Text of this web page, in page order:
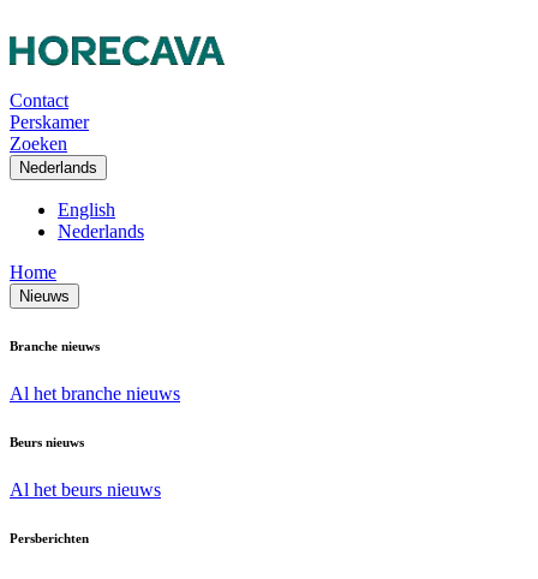
Contact
Perskamer
Zoeken
Nederlands
English
Nederlands
Home
Nieuws
Branche nieuws
Al het branche nieuws
Beurs nieuws
Al het beurs nieuws
Persberichten